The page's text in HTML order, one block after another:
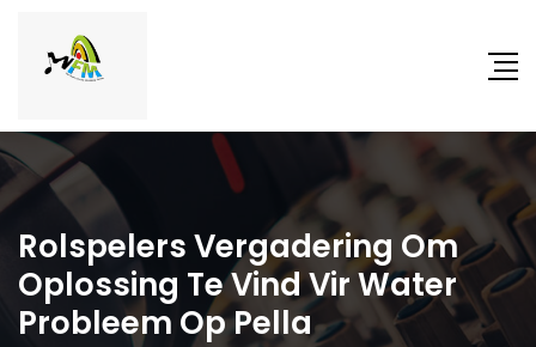
Rolspelers Vergadering Om
Oplossing Te Vind Vir Water
Probleem Op Pella